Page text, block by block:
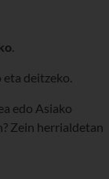
deitzeko.
edo Asiako
Zein herrialdetan